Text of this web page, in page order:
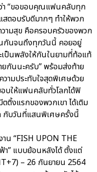
า “ขอขอบคุณแฟนคลับทุก
สตอบรับดีมากๆ ทำให้พวก
ามสุข คือครอบครัวของพวก
กันจนถึงทุกวันนี้ คอยอยู่
เป็นพลังให้กันในยามที่ท้อแท้
ยกันนะครับ” พร้อมส่งท้าย
ามประทับใจสุดพิเศษด้วย
อบให้แฟนคลับทั่วโลกได้ฟิ
งแรกของพวกเขา ได้เติม
กับวันที่แสนพิเศษครั้งนี้
น “FISH UPON THE
” แบบย้อนหลังได้ ตั้งแต่
– 26 กันยายน 2564